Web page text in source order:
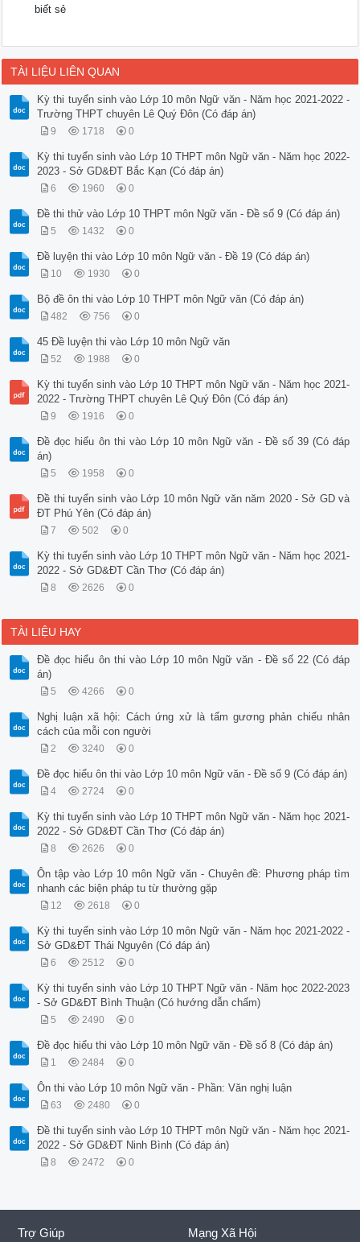
biết sẻ
TÀI LIỆU LIÊN QUAN
Kỳ thi tuyển sinh vào Lớp 10 môn Ngữ văn - Năm học 2021-2022 -
Trường THPT chuyên Lê Quý Đôn (Có đáp án)
9 1718 0
Kỳ thi tuyển sinh vào Lớp 10 THPT môn Ngữ văn - Năm học 2022-
2023 - Sở GD&ĐT Bắc Kạn (Có đáp án)
6 1960 0
Đề thi thử vào Lớp 10 THPT môn Ngữ văn - Đề số 9 (Có đáp án)
5 1432 0
Đề luyện thi vào Lớp 10 môn Ngữ văn - Đề 19 (Có đáp án)
10 1930 0
Bộ đề ôn thi vào Lớp 10 THPT môn Ngữ văn (Có đáp án)
482 756 0
45 Đề luyện thi vào Lớp 10 môn Ngữ văn
52 1988 0
Kỳ thi tuyển sinh vào Lớp 10 THPT môn Ngữ văn - Năm học 2021-
2022 - Trường THPT chuyên Lê Quý Đôn (Có đáp án)
9 1916 0
Đề đọc hiểu ôn thi vào Lớp 10 môn Ngữ văn - Đề số 39 (Có đáp
án)
5 1958 0
Đề thi tuyển sinh vào Lớp 10 môn Ngữ văn năm 2020 - Sở GD và
ĐT Phú Yên (Có đáp án)
7 502 0
Kỳ thi tuyển sinh vào Lớp 10 THPT môn Ngữ văn - Năm học 2021-
2022 - Sở GD&ĐT Cần Thơ (Có đáp án)
8 2626 0
TÀI LIỆU HAY
Đề đọc hiểu ôn thi vào Lớp 10 môn Ngữ văn - Đề số 22 (Có đáp
án)
5 4266 0
Nghị luận xã hội: Cách ứng xử là tấm gương phản chiếu nhân
cách của mỗi con người
2 3240 0
Đề đọc hiểu ôn thi vào Lớp 10 môn Ngữ văn - Đề số 9 (Có đáp án)
4 2724 0
Kỳ thi tuyển sinh vào Lớp 10 THPT môn Ngữ văn - Năm học 2021-
2022 - Sở GD&ĐT Cần Thơ (Có đáp án)
8 2626 0
Ôn tập vào Lớp 10 môn Ngữ văn - Chuyên đề: Phương pháp tìm
nhanh các biện pháp tu từ thường gặp
12 2618 0
Kỳ thi tuyển sinh vào Lớp 10 môn Ngữ văn - Năm học 2021-2022 -
Sở GD&ĐT Thái Nguyên (Có đáp án)
6 2512 0
Kỳ thi tuyển sinh vào Lớp 10 THPT Ngữ văn - Năm học 2022-2023
- Sở GD&ĐT Bình Thuận (Có hướng dẫn chấm)
5 2490 0
Đề đọc hiểu thi vào Lớp 10 môn Ngữ văn - Đề số 8 (Có đáp án)
1 2484 0
Ôn thi vào Lớp 10 môn Ngữ văn - Phần: Văn nghị luận
63 2480 0
Đề thi tuyển sinh vào Lớp 10 THPT môn Ngữ văn - Năm học 2021-
2022 - Sở GD&ĐT Ninh Bình (Có đáp án)
8 2472 0
Trợ Giúp Mạng Xã Hội